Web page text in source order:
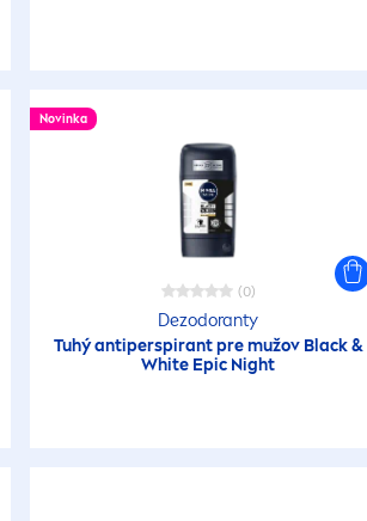
Novinka
(0)
Dezodoranty
Tuhý antiperspirant pre mužov Black&
White Epic Night